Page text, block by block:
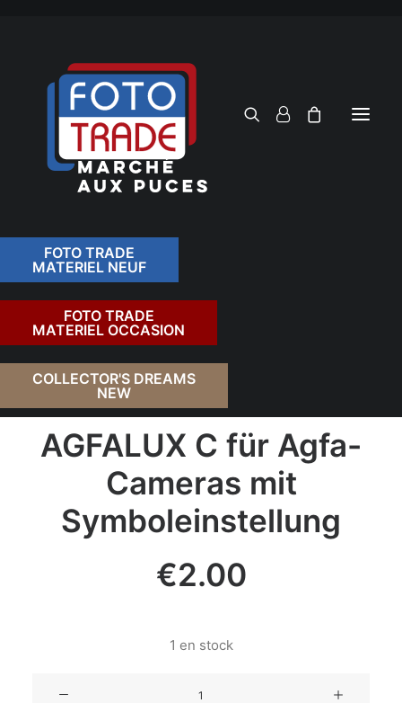
FOTO TRADE
MATERIEL NEUF
FOTO TRADE
MATERIEL OCCASION
COLLECTOR'S DREAMS
NEW
RETOUR
AGFALUX C für Agfa-
Cameras mit
Symboleinstellung
€2.00
1 en stock